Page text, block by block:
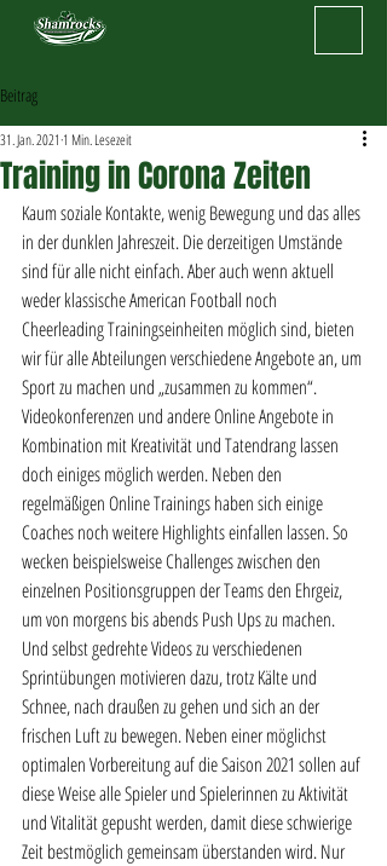
Beitrag
Training in Corona Zeiten
31. Jan. 2021 1 Min. Lesezeit
Kaum soziale Kontakte, wenig Bewegung und das alles
in der dunklen Jahreszeit. Die derzeitigen Umstände
sind für alle nicht einfach. Aber auch wenn aktuell
weder klassische American Football noch
Cheerleading Trainingseinheiten möglich sind, bieten
wir für alle Abteilungen verschiedene Angebote an, um
Sport zu machen und „zusammen zu kommen“.
Videokonferenzen und andere Online Angebote in
Kombination mit Kreativität und Tatendrang lassen
doch einiges möglich werden. Neben den
regelmäßigen Online Trainings haben sich einige
Coaches noch weitere Highlights einfallen lassen. So
wecken beispielsweise Challenges zwischen den
einzelnen Positionsgruppen der Teams den Ehrgeiz,
um von morgens bis abends Push Ups zu machen.
Und selbst gedrehte Videos zu verschiedenen
Sprintübungen motivieren dazu, trotz Kälte und
Schnee, nach draußen zu gehen und sich an der
frischen Luft zu bewegen. Neben einer möglichst
optimalen Vorbereitung auf die Saison 2021 sollen auf
diese Weise alle Spieler und Spielerinnen zu Aktivität
und Vitalität gepusht werden, damit diese schwierige
Zeit bestmöglich gemeinsam überstanden wird. Nur